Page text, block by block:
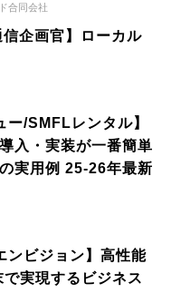
合同会社
信企画官】ローカル
ー/SMFLレンタル】
入・実装が一番簡単
実用例 25-26年最新
ンビジョン】高性能
実現するビジネス